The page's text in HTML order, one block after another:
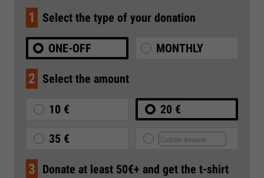
1 Select the type of your donation
ONE-OFF MONTHLY
2 Select the amount
10 € 20 €
35 €
3 Donate at least 50€+ and get the t-shirt